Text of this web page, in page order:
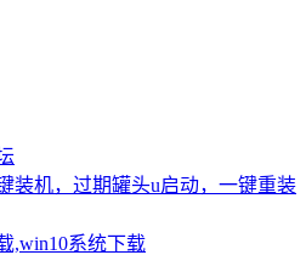
装机，过期罐头u启动，一键重装
,win10系统下载